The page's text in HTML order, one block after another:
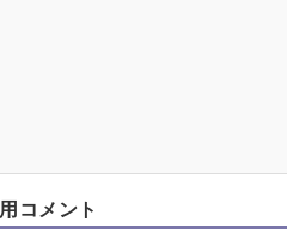
コメント